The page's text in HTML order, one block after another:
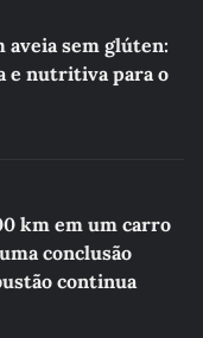
aveia sem glúten:
e nutritiva para o
km em um carro
conclusão
continua